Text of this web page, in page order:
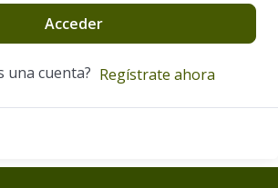
Acceder
una cuenta? Regístrate ahora